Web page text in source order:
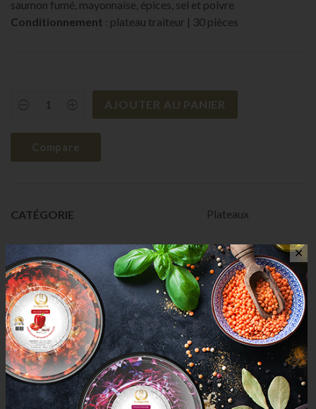
saumon fumé, mayonnaise, épices, sel et poivre
Conditionnement : plateau traiteur | 30 pièces
Navettes
quantity
AJOUTER AU PANIER
Compare
CATÉGORIE Plateaux
AVIS (0)
AVIS
Il n’y a pas encore d’avis.
✕